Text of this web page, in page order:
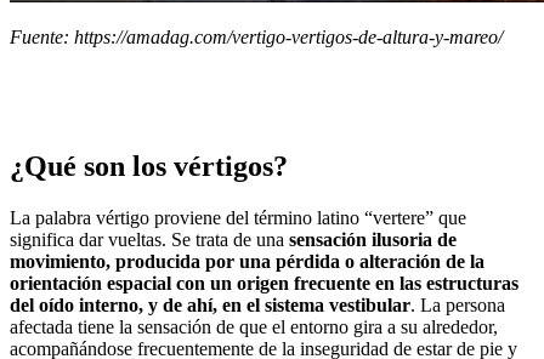
Fuente: https://amadag.com/vertigo-vertigos-de-altura-y-mareo/
¿Qué son los vértigos?
La palabra vértigo proviene del término latino “vertere” que
significa dar vueltas. Se trata de una sensación ilusoria de
movimiento, producida por una pérdida o alteración de la
orientación espacial con un origen frecuente en las estructuras
del oído interno, y de ahí, en el sistema vestibular. La persona
afectada tiene la sensación de que el entorno gira a su alrededor,
acompañándose frecuentemente de la inseguridad de estar de pie y